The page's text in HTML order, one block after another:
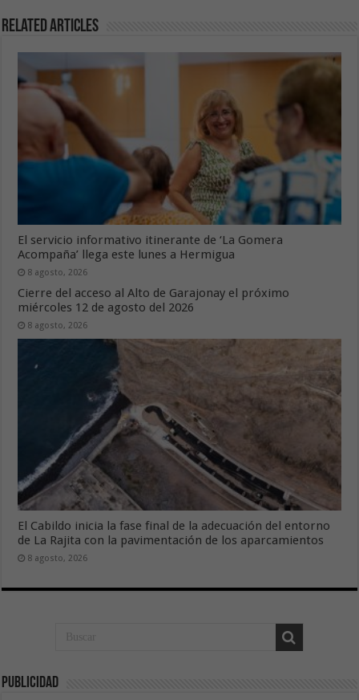
Related Articles
El servicio informativo itinerante de ‘La Gomera
Acompaña’ llega este lunes a Hermigua
8 agosto, 2026
Cierre del acceso al Alto de Garajonay el próximo
miércoles 12 de agosto del 2026
8 agosto, 2026
El Cabildo inicia la fase final de la adecuación del entorno
de La Rajita con la pavimentación de los aparcamientos
8 agosto, 2026
Publicidad